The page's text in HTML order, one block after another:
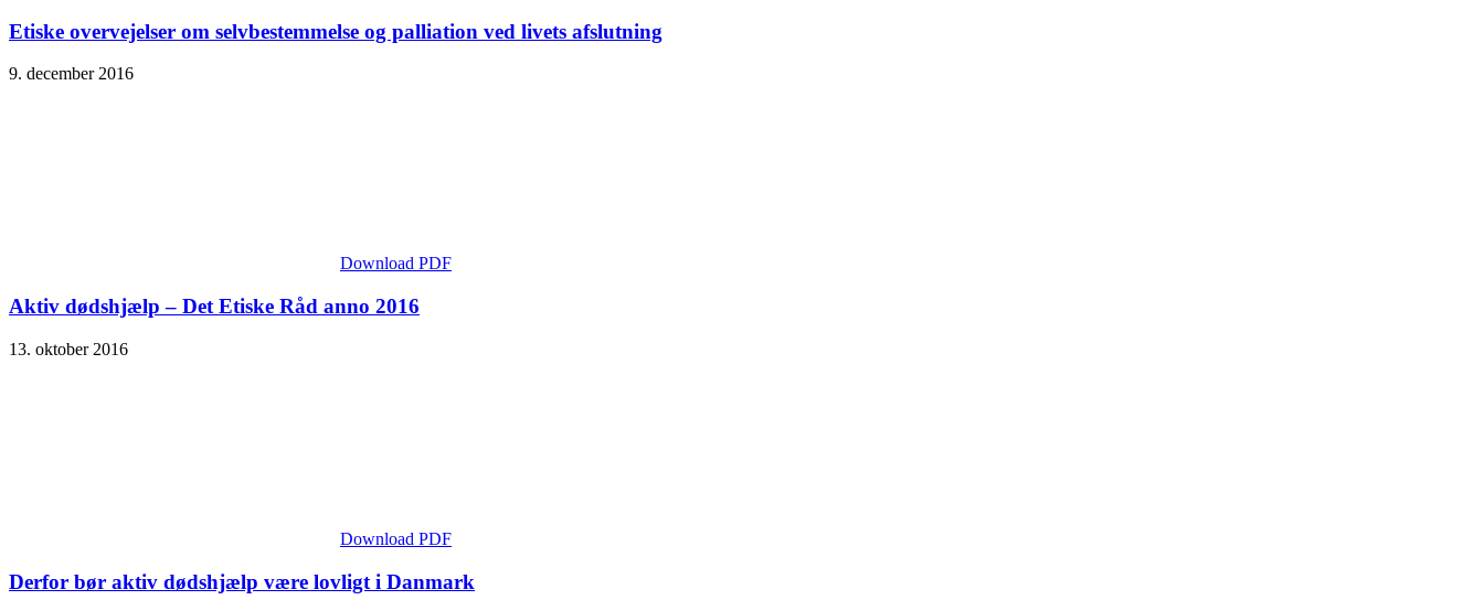
Etiske overvejelser om selvbestemmelse og palliation ved livets afslutning
9. december 2016
Download PDF
Aktiv dødshjælp – Det Etiske Råd anno 2016
13. oktober 2016
Download PDF
Derfor bør aktiv dødshjælp være lovligt i Danmark